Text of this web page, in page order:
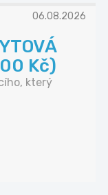
06.08.2026
Kč)
který